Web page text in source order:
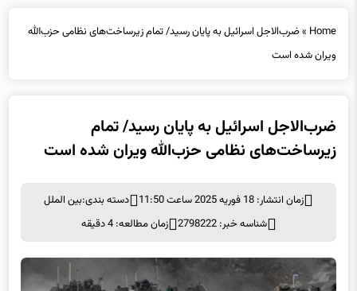
زمان انتشار: 18 فوریه 2025 ساعت 11:50 دسته بندی:بین الملل